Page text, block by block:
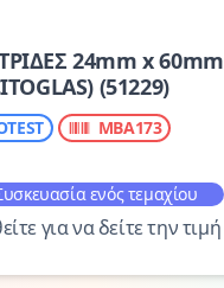
24mm x 60mm
(51229)
MBA173
ενός τεμαχίου
για να δείτε την τιμή